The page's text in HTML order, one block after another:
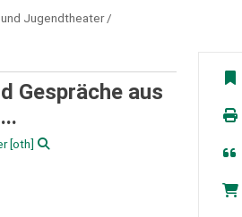
und Jugendtheater /
Gespräche aus
[oth]